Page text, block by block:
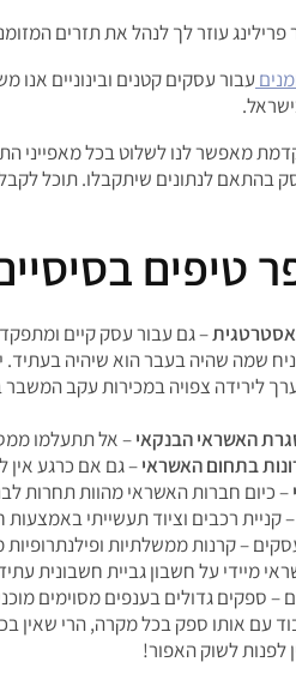
עוזר לך לנהל את תזרים
עבור עסקים קטנים ובינוניים
מאפשר לנו לשלוט בכל מאפייני
בהתאם לנתונים שיתקבלו. תוכל
טיפים
אסטרטגית– גם עבור עסק קיים
שמה שהיה בעבר הוא שיהיה בעתיד.
לירידה צפויה במכירות עקב
האשראי הבנקאי– אל תתעלמו
בתחום האשראי– גם אם כרגע אין
– כיום חברות האשראי מהוות תחרות
קניית רכבים וציוד תעשייתי
– קרנות ממשלתיות
מיידי על חשבון גביית חשבונית
– ספקים גדולים בענפים מסוימים
עם אותו ספק בכל מקרה, הרי שאין
לפנות לשוק האפור!